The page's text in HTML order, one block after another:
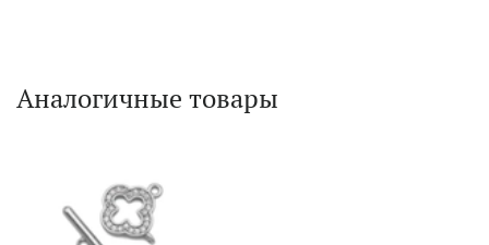
Аналогичные товары